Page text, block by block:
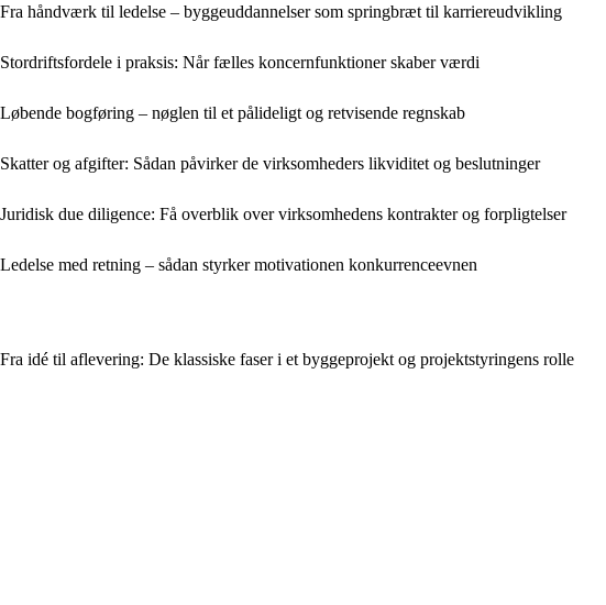
Fra håndværk til ledelse – byggeuddannelser som springbræt til karriereudvikling
Stordriftsfordele i praksis: Når fælles koncernfunktioner skaber værdi
Løbende bogføring – nøglen til et pålideligt og retvisende regnskab
Skatter og afgifter: Sådan påvirker de virksomheders likviditet og beslutninger
Juridisk due diligence: Få overblik over virksomhedens kontrakter og forpligtelser
Ledelse med retning – sådan styrker motivationen konkurrenceevnen
Fra idé til aflevering: De klassiske faser i et byggeprojekt og projektstyringens rolle